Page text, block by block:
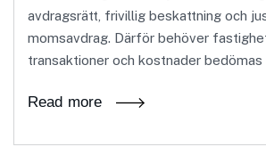
avdragsrätt, frivillig beskattning och
momsavdrag. Därför behöver
transaktioner och kostnader bedömas
Read more